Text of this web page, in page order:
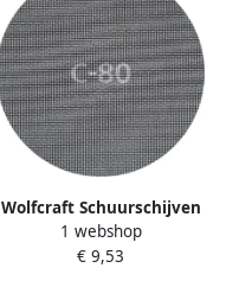
Wolfcraft Schuurschijven
stramien | SiC | K80 |
Ø225mm | 5 stuks 5617000
1 webshop
€ 9,53